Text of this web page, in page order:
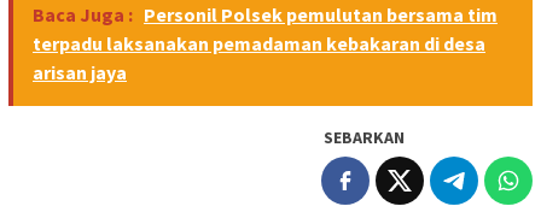
Baca Juga : Personil Polsek pemulutan bersama tim
terpadu laksanakan pemadaman kebakaran di desa
arisan jaya
SEBARKAN